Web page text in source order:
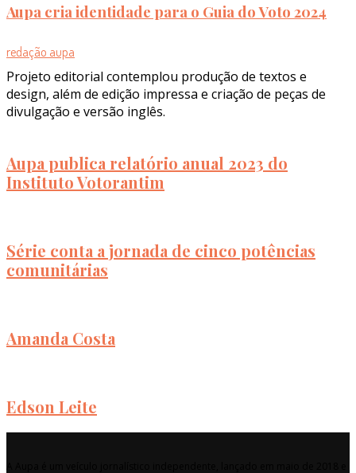
Aupa cria identidade para o Guia do Voto 2024
redação aupa
Projeto editorial contemplou produção de textos e
design, além de edição impressa e criação de peças de
divulgação e versão inglês.
Aupa publica relatório anual 2023 do
Instituto Votorantim
Série conta a jornada de cinco potências
comunitárias
Amanda Costa
Edson Leite